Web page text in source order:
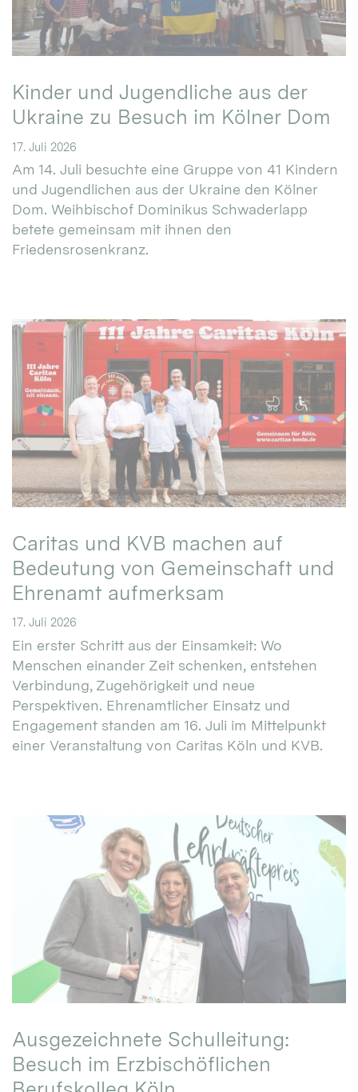
Kinder und Jugendliche aus der
Ukraine zu Besuch im Kölner Dom
17. Juli 2026
Am 14. Juli besuchte eine Gruppe von 41 Kindern
und Jugendlichen aus der Ukraine den Kölner
Dom. Weihbischof Dominikus Schwaderlapp
betete gemeinsam mit ihnen den
Friedensrosenkranz.
Caritas und KVB machen auf
Bedeutung von Gemeinschaft und
Ehrenamt aufmerksam
17. Juli 2026
Ein erster Schritt aus der Einsamkeit: Wo
Menschen einander Zeit schenken, entstehen
Verbindung, Zugehörigkeit und neue
Perspektiven. Ehrenamtlicher Einsatz und
Engagement standen am 16. Juli im Mittelpunkt
einer Veranstaltung von Caritas Köln und KVB.
Ausgezeichnete Schulleitung:
Besuch im Erzbischöflichen